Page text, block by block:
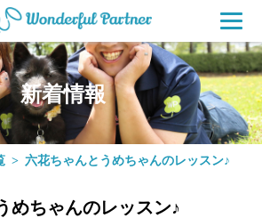
水戸市の
新着情報
六花ちゃんとうめちゃんのレッスン♪
めちゃんのレッスン♪